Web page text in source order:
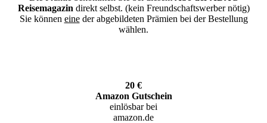
Reisemagazin direkt selbst. (kein Freundschaftswerber nötig)
Sie können eineder abgebildeten Prämien bei der Bestellung
wählen.
20 €
Amazon Gutschein
einlösbar bei
amazon.de